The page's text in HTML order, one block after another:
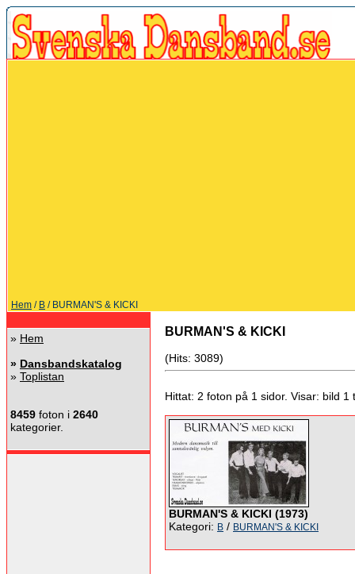
Hem / B / BURMAN'S & KICKI
» Hem
» Dansbandskatalog
» Toplistan
8459 foton i 2640
kategorier.
BURMAN'S & KICKI
(Hits: 3089)
Hittat: 2 foton på 1 sidor. Visar: bild 1
BURMAN'S & KICKI (1973)
Kategori: B / BURMAN'S & KICKI